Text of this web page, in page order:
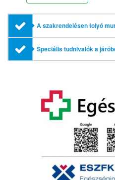
A szakrendelésen folyó
Speciális tudnivalók a